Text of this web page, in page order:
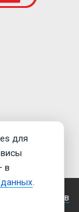
Дмитрий Мигилев
для
в
.